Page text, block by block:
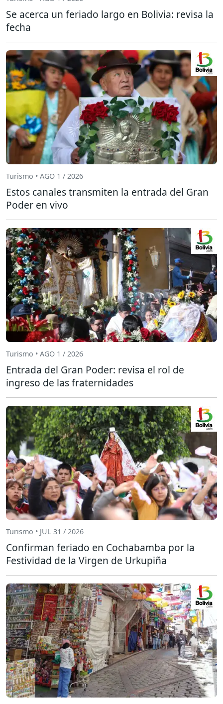
Se acerca un feriado largo en Bolivia: revisa la
fecha
Turismo • AGO 1 / 2026
Estos canales transmiten la entrada del Gran
Poder en vivo
Turismo • AGO 1 / 2026
Entrada del Gran Poder: revisa el rol de
ingreso de las fraternidades
Turismo • JUL 31 / 2026
Confirman feriado en Cochabamba por la
Festividad de la Virgen de Urkupiña